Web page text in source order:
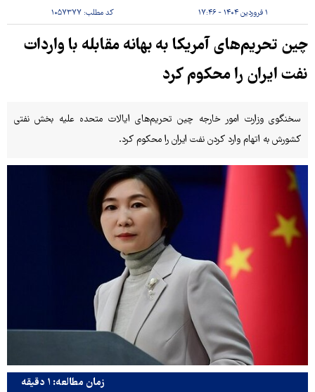
۱ فروردین ۱۴۰۴ - ۱۷:۴۶ کد مطلب:۱۰۵۷۳۷۷
چین تحریم‌های آمریکا به بهانه مقابله با واردات
نفت ایران را محکوم کرد
سخنگوی وزارت امور خارجه چین تحریم‌های ایالات متحده علیه بخش نفتی
کشورش به اتهام وارد کردن نفت ایران را محکوم کرد.
زمان مطالعه: ۱ دقیقه